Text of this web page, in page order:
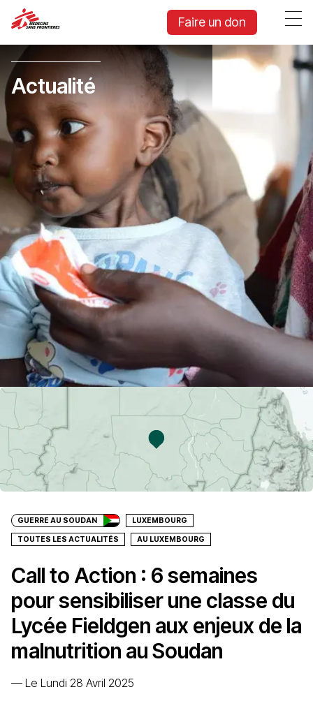
Faire un don
Actualité
GUERRE AU SOUDAN LUXEMBOURG
TOUTES LES ACTUALITÉS AU LUXEMBOURG
Call to Action : 6 semaines
pour sensibiliser une classe du
Lycée Fieldgen aux enjeux de la
malnutrition au Soudan
— Le Lundi 28 Avril 2025